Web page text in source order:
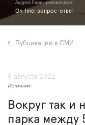
Андрей Ларин рекомендует:
On-line: вопрос-ответ
Публикации в СМИ
9 августа 2022
Источник:
Вокруг так и
парка между